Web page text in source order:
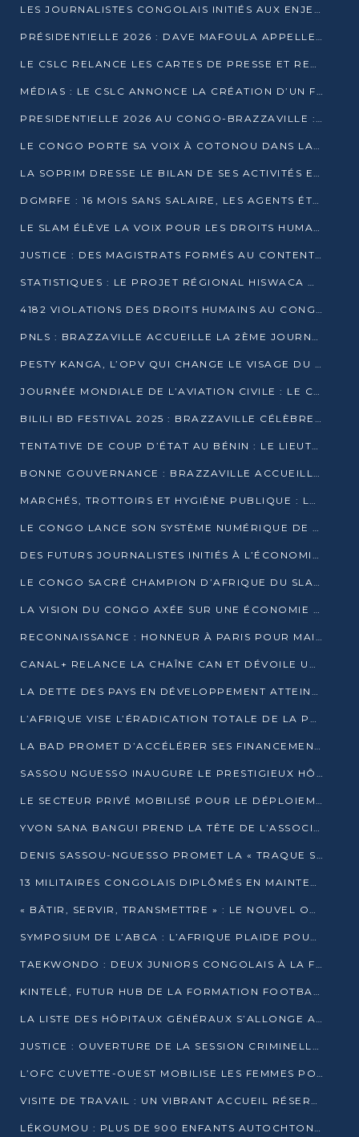
LES JOURNALISTES CONGOLAIS INITIÉS AUX ENJEUX DE L’ÉCONOMIE BLEUE
PRÉSIDENTIELLE 2026 : DAVE MAFOULA APPELLE LES CONGOLAIS À UN « NOUVEAU DÉPART »
LE CSLC RELANCE LES CARTES DE PRESSE ET RECONNAÎT OFFICIELLEMENT LES MÉDIAS EN LIGNE
MÉDIAS : LE CSLC ANNONCE LA CRÉATION D’UN FONDS D’APPUI À LA PRESSE
PRESIDENTIELLE 2026 AU CONGO-BRAZZAVILLE : UN CASTING ÉLARGI
LE CONGO PORTE SA VOIX À COTONOU DANS LA LUTTE CONTRE LA TUBERCULOSE
LA SOPRIM DRESSE LE BILAN DE SES ACTIVITÉS ET FIXE DE NOUVELLES PRIORITÉS
DGMRFE : 16 MOIS SANS SALAIRE, LES AGENTS ÉTOUFFENT DANS LE SILENCE
LE SLAM ÉLÈVE LA VOIX POUR LES DROITS HUMAINS À BRAZZAVILLE
JUSTICE : DES MAGISTRATS FORMÉS AU CONTENTIEUX DE LA PROPRIÉTÉ INTELLECTUELLE
STATISTIQUES : LE PROJET RÉGIONAL HISWACA OFFICIELLEMENT LANCÉ AU CONGO
4182 VIOLATIONS DES DROITS HUMAINS AU CONGO EN 2025 SELON LE CAD
PNLS : BRAZZAVILLE ACCUEILLE LA 2ÈME JOURNÉE SCIENTIFIQUE SUR LE VIH/SIDA
PESTY KANGA, L’OPV QUI CHANGE LE VISAGE DU REPORTAGE AU CONGO
JOURNÉE MONDIALE DE L’AVIATION CIVILE : LE CONGO MISE SUR L’INNOVATION ET LA SÉCURITÉ
BILILI BD FESTIVAL 2025 : BRAZZAVILLE CÉLÈBRE DIX ANS DE CRÉATION GRAPHIQUE AFRICAINE
TENTATIVE DE COUP D’ÉTAT AU BÉNIN : LE LIEUTENANT-COLONEL TIGRI S’AUTOPROCLAME CHEF D’UN COMITÉ MILITAIRE
BONNE GOUVERNANCE : BRAZZAVILLE ACCUEILLE LES PREMIÈRES JOURNÉES CONGOLAISES DE L’ÉVALUATION
MARCHÉS, TROTTOIRS ET HYGIÈNE PUBLIQUE : LE GOUVERNEMENT DURCIT LE TON
LE CONGO LANCE SON SYSTÈME NUMÉRIQUE DE VÉRIFICATION DU BOIS
DES FUTURS JOURNALISTES INITIÉS À L’ÉCONOMIE BLEUE DURABLE
LE CONGO SACRÉ CHAMPION D’AFRIQUE DU SLAM 2025
LA VISION DU CONGO AXÉE SUR UNE ÉCONOMIE BAS CARBONE AU RENDEZ-VOUS DE MONACO 2025
RECONNAISSANCE : HONNEUR À PARIS POUR MAIXENT RAOUL OMINGA
CANAL+ RELANCE LA CHAÎNE CAN ET DÉVOILE UNE OFFRE EXCEPTIONNELLE POUR DÉCEMBRE
LA DETTE DES PAYS EN DÉVELOPPEMENT ATTEINT UN SOMMET HISTORIQUE ENTRE 2022 ET 2024
L’AFRIQUE VISE L’ÉRADICATION TOTALE DE LA POLIOMYÉLITE D’ICI 2026
LA BAD PROMET D’ACCÉLÉRER SES FINANCEMENTS AVEC LE MINISTÈRE DE L’ASSAINISSEMENT
SASSOU NGUESSO INAUGURE LE PRESTIGIEUX HÔTEL KEMPINSKI BRAZZAVILLE
LE SECTEUR PRIVÉ MOBILISÉ POUR LE DÉPLOIEMENT DE 19 MINI-CENTRALES SOLAIRES
YVON SANA BANGUI PREND LA TÊTE DE L’ASSOCIATION DES BANQUES CENTRALES AFRICAINES
DENIS SASSOU-NGUESSO PROMET LA « TRAQUE SANS RELÂCHE » DU GRAND BANDITISME
13 MILITAIRES CONGOLAIS DIPLÔMÉS EN MAINTENANCE INDUSTRIELLE APRÈS TROIS ANS DE FORMATION À L’UNIVERSITÉ MARIEN-NGOUABI
« BÂTIR, SERVIR, TRANSMETTRE » : LE NOUVEL OUVRAGE QUI INTERPELLE LES COLLECTIVITÉS
SYMPOSIUM DE L’ABCA : L’AFRIQUE PLAIDE POUR UN FINANCEMENT CLIMATIQUE ÉQUITABLE
TAEKWONDO : DEUX JUNIORS CONGOLAIS À LA FINALE D’OPEN SYRIES 2025 À ABIDJAN
KINTELÉ, FUTUR HUB DE LA FORMATION FOOTBALLISTIQUE AFRICAINE ?
LA LISTE DES HÔPITAUX GÉNÉRAUX S’ALLONGE AU CONGO
JUSTICE : OUVERTURE DE LA SESSION CRIMINELLE À BRAZZAVILLE AVEC 52 DOSSIERS AU RÔLE
L’OFC CUVETTE-OUEST MOBILISE LES FEMMES POUR ACCUEILLIR LE PRÉSIDENT DE LA RÉPUBLIQUE
VISITE DE TRAVAIL : UN VIBRANT ACCUEIL RÉSERVÉ À DENIS SASSOU-N’GUESSO PAR L’ASSOCIATION « LES AMIS DE WOMO »
LÉKOUMOU : PLUS DE 900 ENFANTS AUTOCHTONES REÇOIVENT DES KITS SCOLAIRES GRÂCE À L’ESPACE OPOKO